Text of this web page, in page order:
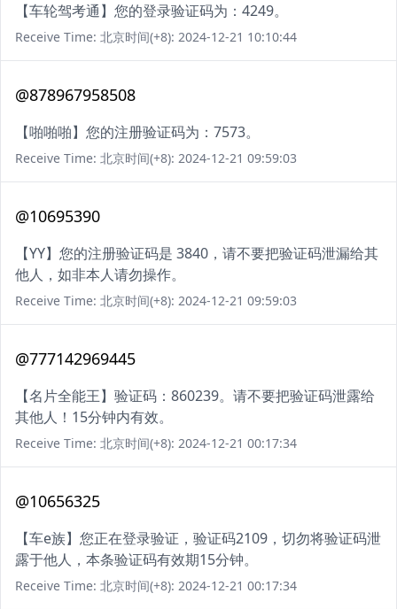
【车轮驾考通】您的登录验证码为：4249。
Receive Time: 北京时间(+8): 2024-12-21 10:10:44
@878967958508
【啪啪啪】您的注册验证码为：7573。
Receive Time: 北京时间(+8): 2024-12-21 09:59:03
@10695390
【YY】您的注册验证码是 3840，请不要把验证码泄漏给其
他人，如非本人请勿操作。
Receive Time: 北京时间(+8): 2024-12-21 09:59:03
@777142969445
【名片全能王】验证码：860239。请不要把验证码泄露给
其他人！15分钟内有效。
Receive Time: 北京时间(+8): 2024-12-21 00:17:34
@10656325
【车e族】您正在登录验证，验证码2109，切勿将验证码泄
露于他人，本条验证码有效期15分钟。
Receive Time: 北京时间(+8): 2024-12-21 00:17:34